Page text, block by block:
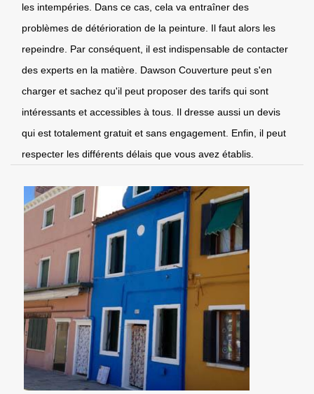
les intempéries. Dans ce cas, cela va entraîner des
problèmes de détérioration de la peinture. Il faut alors les
repeindre. Par conséquent, il est indispensable de contacter
des experts en la matière. Dawson Couverture peut s'en
charger et sachez qu'il peut proposer des tarifs qui sont
intéressants et accessibles à tous. Il dresse aussi un devis
qui est totalement gratuit et sans engagement. Enfin, il peut
respecter les différents délais que vous avez établis.